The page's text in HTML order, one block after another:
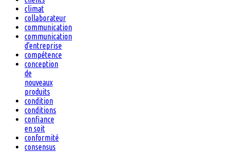
climat
collaborateur
communication
communication
d'entreprise
compétence
conception
de
nouveaux
produits
condition
conditions
confiance
en soit
conformité
consensus